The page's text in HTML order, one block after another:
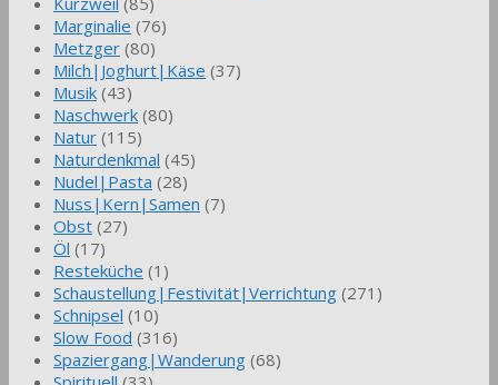
Marginalie (76)
Metzger (80)
Milch|Joghurt|Käse (37)
Musik (43)
Naschwerk (80)
Natur (115)
Naturdenkmal (45)
Nudel|Pasta (28)
Nuss|Kern|Samen (7)
Obst (27)
Öl (17)
Resteküche (1)
Schaustellung|Festivität|Verrichtung (271)
Schnipsel (10)
Slow Food (316)
Spaziergang|Wanderung (68)